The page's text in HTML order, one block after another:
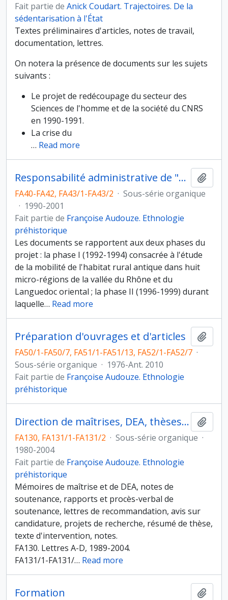
Fait partie de Anick Coudart. Trajectoires. De la
sédentarisation à l'État
Textes préliminaires d'articles, notes de travail,
documentation, lettres.
On notera la présence de documents sur les sujets
suivants :
Le projet de redécoupage du secteur des
Sciences de l'homme et de la société du CNRS
en 1990-1991.
La crise du
… Read more
Responsabilité administrative de "Archaeomedes I et II", programme interdisciplinaire sur la désertification des régions méditerranéennes de l'Europe depuis l'antiquité
FA40-FA42, FA43/1-FA43/2 · Sous-série organique
· 1990-2001
Fait partie de Françoise Audouze. Ethnologie
préhistorique
Les documents se rapportent aux deux phases du
projet : la phase I (1992-1994) consacrée à l'étude
de la mobilité de l'habitat rural antique dans huit
micro-régions de la vallée du Rhône et du
Languedoc oriental ; la phase II (1996-1999) durant
laquelle… Read more
Préparation d'ouvrages et d'articles
FA50/1-FA50/7, FA51/1-FA51/13, FA52/1-FA52/7 ·
Sous-série organique · 1976-Ant. 2010
Fait partie de Françoise Audouze. Ethnologie
préhistorique
Direction de maîtrises, DEA, thèses ou participation à des jurys
FA130, FA131/1-FA131/2 · Sous-série organique ·
1980-2004
Fait partie de Françoise Audouze. Ethnologie
préhistorique
Mémoires de maîtrise et de DEA, notes de
soutenance, rapports et procès-verbal de
soutenance, lettres de recommandation, avis sur
candidature, projets de recherche, résumé de thèse,
texte d'intervention, notes.
FA130. Lettres A-D, 1989-2004.
FA131/1-FA131/… Read more
Formation